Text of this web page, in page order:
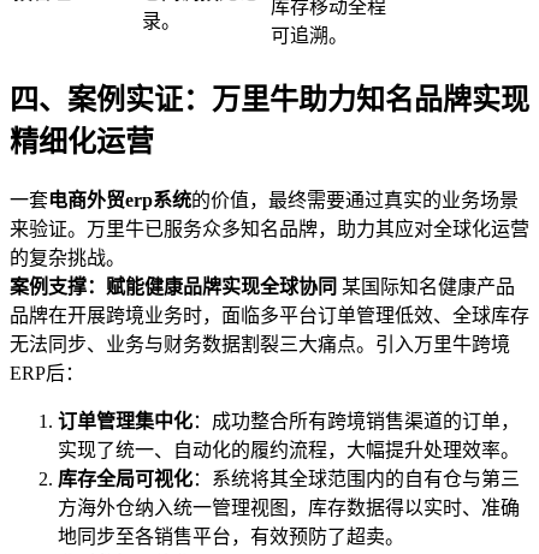
录。
库存移动全程
可追溯。
四、案例实证：万里牛助力知名品牌实现
精细化运营
一套电商外贸erp系统的价值，最终需要通过真实的业务场景
来验证。万里牛已服务众多知名品牌，助力其应对全球化运营
的复杂挑战。
案例支撑：赋能健康品牌实现全球协同 某国际知名健康产品
品牌在开展跨境业务时，面临多平台订单管理低效、全球库存
无法同步、业务与财务数据割裂三大痛点。引入万里牛跨境
ERP后：
订单管理集中化：成功整合所有跨境销售渠道的订单，
实现了统一、自动化的履约流程，大幅提升处理效率。
库存全局可视化：系统将其全球范围内的自有仓与第三
方海外仓纳入统一管理视图，库存数据得以实时、准确
地同步至各销售平台，有效预防了超卖。